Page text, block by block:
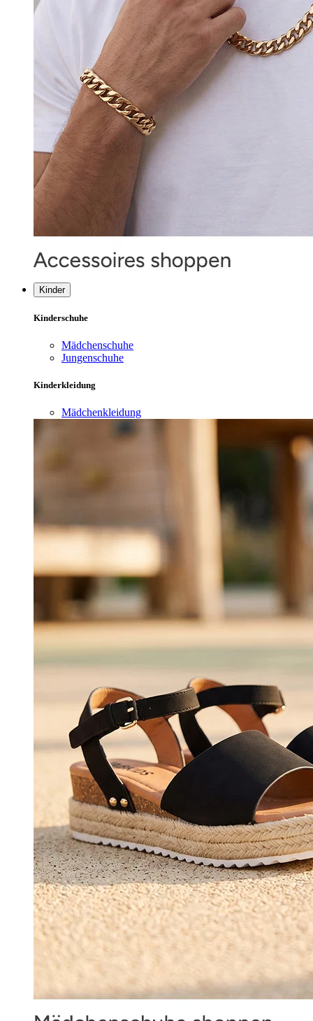
Kinder
Kinderschuhe
Mädchenschuhe
Jungenschuhe
Kinderkleidung
Mädchenkleidung